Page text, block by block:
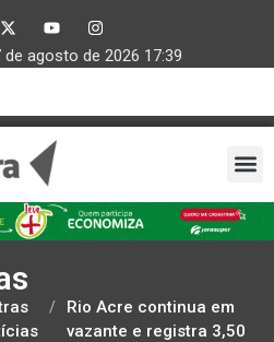
de agosto de 2026 17:39
/
Rio Acre continua em
vazante e registra 3,50